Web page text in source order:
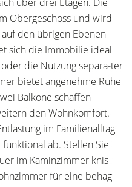
Obergeschoss und wird
den übrigen Ebenen
sich die Immobilie ideal
die Nutzung separa-ter
bietet angenehme Ruhe
Balkone schaffen
den Wohnkomfort.
im Familienalltag
ab. Stellen Sie
im Kaminzimmer knis-
für eine behag-